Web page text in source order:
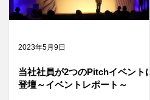
当社社員が2つのPitchイベントに
登壇～イベントレポート～
2023年5月9日